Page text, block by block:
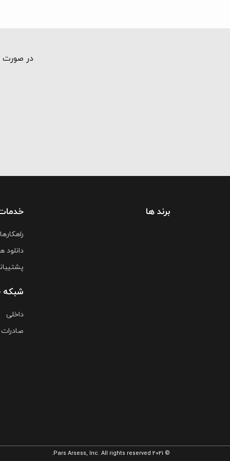
در صورت
برند ها
راهکارها
دانلود
داخلی
صادرات
© 2021 Pars Arsess, Inc. All rights reserved.